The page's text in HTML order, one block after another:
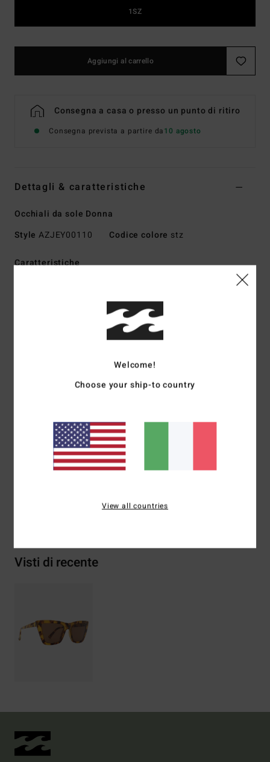
1SZ
Aggiungi al carrello
Consegna a casa o presso un punto di ritiro
Consegna prevista a partire da10 agosto
Dettagli & caratteristiche
Occhiali da sole Donna
Style AZJEY00110 Codice colore stz
Caratteristiche
tessuto in misto di nylon, policarbonato, metallo
100% protezione UV
montatura in nylon e grilamid
taglia grande
Altre caratteristiche: Perni ottici italiani in acciaio
Scarica laDichiarazione Di Conformità
Composizione73% nylon, 23% policarbonato, 2%
metallo, 2% lega di zinco
Spedizioni e Resi
Visti di recente
Welcome!
Choose your ship-to country
View all countries